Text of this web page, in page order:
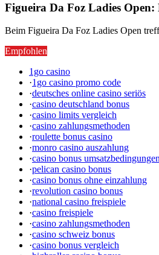
Figueira Da Foz Ladies
Beim Figueira Da Foz Ladies Open
Empfohlen
1go casino
·1go casino promo code
·deutsches online casino seriös
·casino deutschland bonus
·casino limits vergleich
·casino zahlungsmethoden
·roulette bonus casino
·monro casino auszahlung
·casino bonus umsatzbedingungen
·pelican casino bonus
·casino bonus ohne einzahlung
·revolution casino bonus
·national casino freispiele
·casino freispiele
·casino zahlungsmethoden
·casino schweiz bonus
·casino bonus vergleich